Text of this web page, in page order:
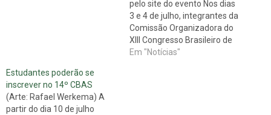
pelo site do evento Nos dias
3 e 4 de julho, integrantes da
Comissão Organizadora do
XIII Congresso Brasileiro de
Assistentes Sociais (CBAS)
Em "Notícias"
Estudantes poderão se
inscrever no 14º CBAS
(Arte: Rafael Werkema) A
partir do dia 10 de julho